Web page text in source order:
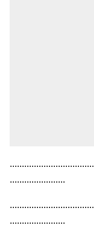
.......................
.......................